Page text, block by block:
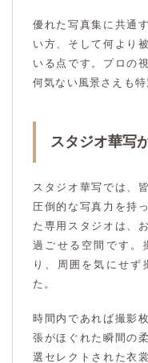
優れた写真集に共通
い方、そして何より
いる点です。プロの
何気ない風景さえも
スタジオ華写
スタジオ華写では、
圧倒的な写真力を持
た専用スタジオは、
過ごせる空間です。
り、周囲を気にせず
た。
時間内であれば撮影
張がほぐれた瞬間の
選セレクトされた衣